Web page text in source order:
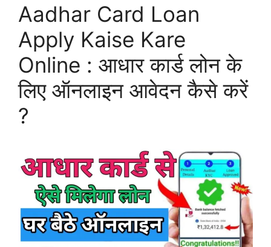
Aadhar Card Loan
Apply Kaise Kare
Online : आधार कार्ड लोन के
लिए ऑनलाइन आवेदन कैसे करें
?